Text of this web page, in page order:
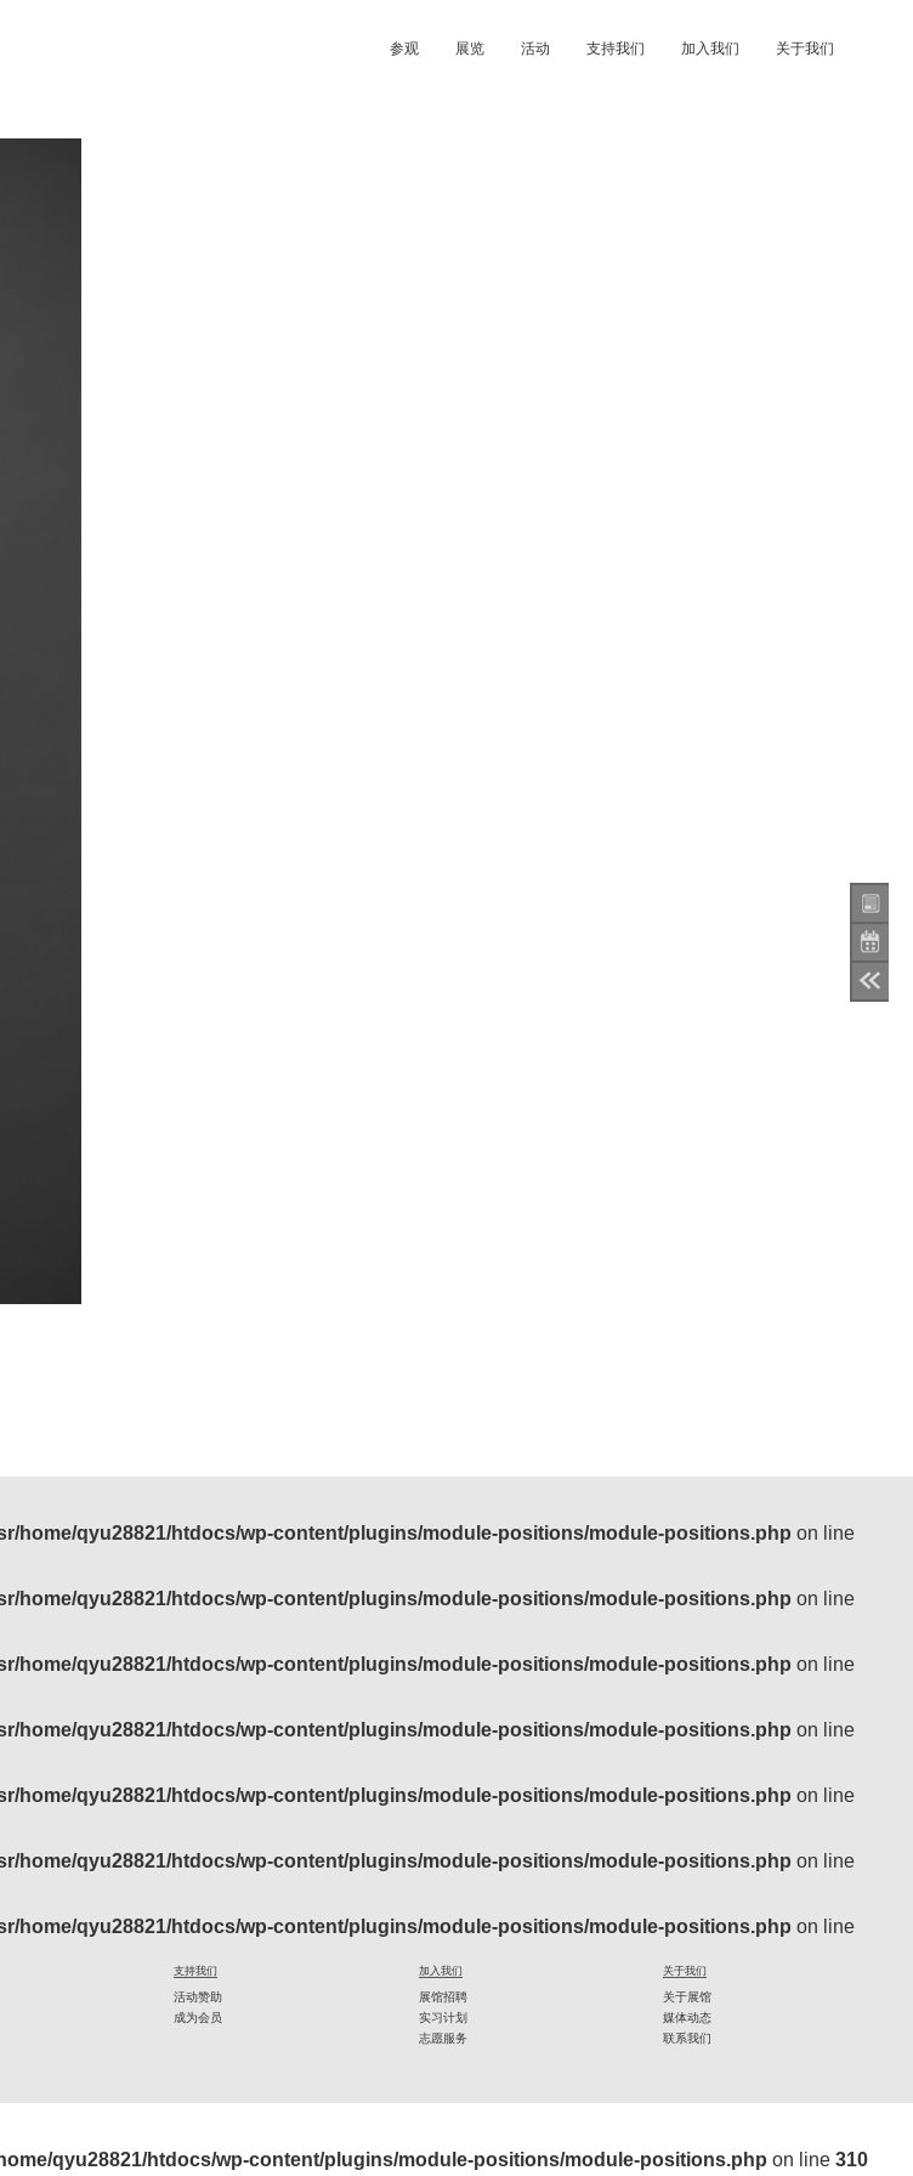
参观 展览 活动 支持我们 加入我们 关于我们
home/qyu28821/htdocs/wp-content/plugins/module-positions/module-positions.php on line
home/qyu28821/htdocs/wp-content/plugins/module-positions/module-positions.php on line
home/qyu28821/htdocs/wp-content/plugins/module-positions/module-positions.php on line
home/qyu28821/htdocs/wp-content/plugins/module-positions/module-positions.php on line
home/qyu28821/htdocs/wp-content/plugins/module-positions/module-positions.php on line
home/qyu28821/htdocs/wp-content/plugins/module-positions/module-positions.php on line
home/qyu28821/htdocs/wp-content/plugins/module-positions/module-positions.php on line
支持我们
活动赞助
成为会员
加入我们
展馆招聘
实习计划
志愿服务
关于我们
关于展馆
媒体动态
联系我们
qyu28821/htdocs/wp-content/plugins/module-positions/module-positions.php on line 310